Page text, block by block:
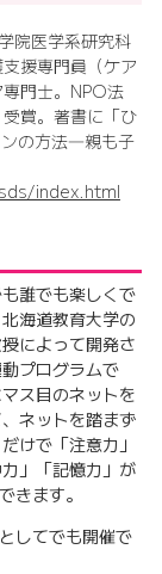
院医学系研究科
援専門員（ケア
門士。NPO法
賞。著書に「ひ
ンの方法―親も子
index.html
誰でも楽しくで
海道教育大学の
によって開発さ
プログラムで
ス目のネットを
ネットを踏まず
けで「注意力」
力」「記憶力」が
きます。
してでも開催で